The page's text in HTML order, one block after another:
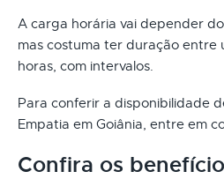
A carga horária vai depender
mas costuma ter duração entre
horas, com intervalos.
Para conferir a disponibilidade
Empatia em Goiânia, entre em
Confira os